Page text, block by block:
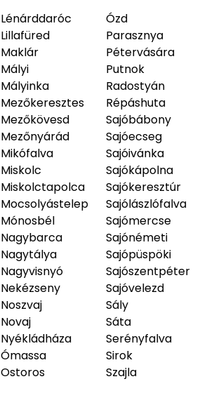
Lénárddaróc
Lillafüred
Maklár
Mályi
Mályinka
Mezőkeresztes
Mezőkövesd
Mezőnyárád
Mikófalva
Miskolc
Miskolctapolca
Mocsolyástelep
Mónosbél
Nagybarca
Nagytálya
Nagyvisnyó
Nekézseny
Noszvaj
Novaj
Nyékládháza
Ómassa
Ostoros
Ózd
Parasznya
Pétervására
Putnok
Radostyán
Répáshuta
Sajóbábony
Sajóecseg
Sajóivánka
Sajókápolna
Sajókeresztúr
Sajólászlófalva
Sajómercse
Sajónémeti
Sajópüspöki
Sajószentpéter
Sajóvelezd
Sály
Sáta
Serényfalva
Sirok
Szajla